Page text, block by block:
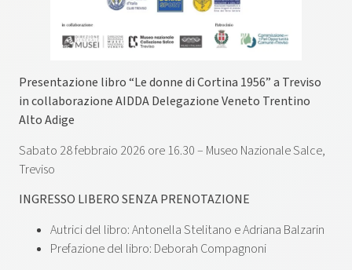
Presentazione libro “Le donne di Cortina 1956” a Treviso
in collaborazione AIDDA Delegazione Veneto Trentino
Alto Adige
Sabato 28 febbraio 2026 ore 16.30 – Museo Nazionale Salce,
Treviso
INGRESSO LIBERO SENZA PRENOTAZIONE
Autrici del libro: Antonella Stelitano e Adriana Balzarin
Prefazione del libro: Deborah Compagnoni